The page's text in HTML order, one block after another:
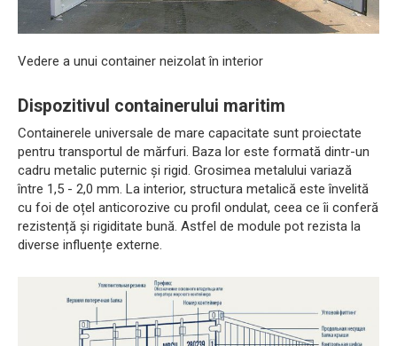
Vedere a unui container neizolat în interior
Dispozitivul containerului maritim
Containerele universale de mare capacitate sunt proiectate
pentru transportul de mărfuri. Baza lor este formată dintr-un
cadru metalic puternic și rigid. Grosimea metalului variază
între 1,5 - 2,0 mm. La interior, structura metalică este învelită
cu foi de oțel anticorozive cu profil ondulat, ceea ce îi conferă
rezistență și rigiditate bună. Astfel de module pot rezista la
diverse influențe externe.